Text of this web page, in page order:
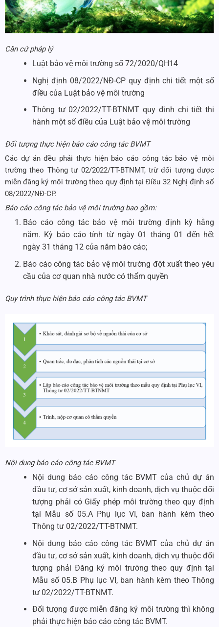
Căn cứ pháp lý
Luật bảo vệ môi trường số 72/2020/QH14
Nghị định 08/2022/NĐ-CP quy định chi tiết một số
điều của Luật bảo vệ môi trường
Thông tư 02/2022/TT-BTNMT quy đinh chi tiết thi
hành một số điều của Luật bảo vệ môi trường
Đối tượng thực hiện báo cáo công tác BVMT
Các dự án đều phải thực hiện báo cáo công tác bảo vệ môi
trường theo Thông tư 02/2022/TT-BTNMT, trừ đối tượng được
miễn đăng ký môi trường theo quy định tại Điều 32 Nghị định số
08/2022/NĐ-CP.
Báo cáo công tác bảo vệ môi trường bao gồm:
Báo cáo công tác bảo vệ môi trường định kỳ hằng
năm. Kỳ báo cáo tính từ ngày 01 tháng 01 đến hết
ngày 31 tháng 12 của năm báo cáo;
Báo cáo công tác bảo vệ môi trường đột xuất theo yêu
cầu của cơ quan nhà nước có thẩm quyền
Quy trình thực hiện báo cáo công tác BVMT
Nội dung báo cáo công tác BVMT
Nội dung báo cáo công tác BVMT của chủ dự án
đầu tư, cơ sở sản xuất, kinh doanh, dịch vụ thuộc đối
tượng phải có Giấy phép môi trường theo quy định
tại Mẫu số 05.A Phụ lục VI, ban hành kèm theo
Thông tư 02/2022/TT-BTNMT.
Nội dung báo cáo công tác BVMT của chủ dự án
đầu tư, cơ sở sản xuất, kinh doanh, dịch vụ thuộc đối
tượng phải Đăng ký môi trường theo quy định tại
Mẫu số 05.B Phụ lục VI, ban hành kèm theo Thông
tư 02/2022/TT-BTNMT.
Đối tượng được miễn đăng ký môi trường thì không
phải thực hiện báo cáo công tác BVMT.